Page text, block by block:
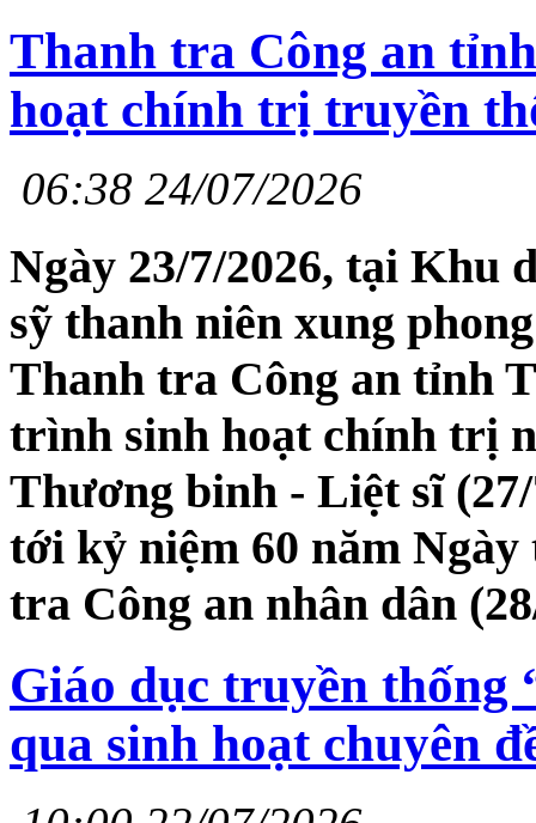
Thanh tra Công an
hoạt chính trị truyền
06:38 24/07/2026
Ngày 23/7/2026, tại Khu
sỹ thanh niên xung
Thanh tra Công an tỉnh
trình sinh hoạt chính trị
Thương binh - Liệt sĩ
tới kỷ niệm 60 năm
tra Công an nhân dân
Giáo dục truyền thống
qua sinh hoạt chuyên